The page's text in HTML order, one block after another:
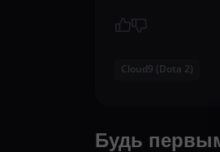
Cloud9 (Dota 2)
Будь